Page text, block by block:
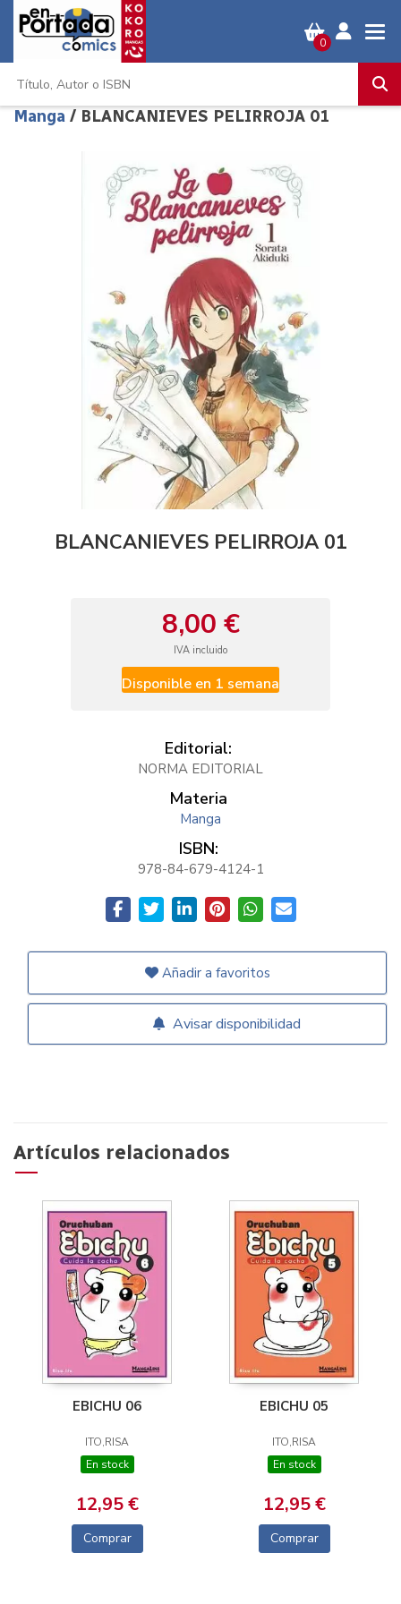
0
Manga / BLANCANIEVES PELIRROJA 01
BLANCANIEVES PELIRROJA 01
8,00 €
IVA incluido
Disponible en 1 semana
Editorial:
NORMA EDITORIAL
Materia
Manga
ISBN:
978-84-679-4124-1
Añadir a favoritos
Avisar disponibilidad
Artículos relacionados
EBICHU 06
ITO,RISA
En stock
12,95 €
Comprar
EBICHU 05
ITO,RISA
En stock
12,95 €
Comprar